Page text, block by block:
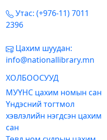
Утас: (+976-11) 7011
2396
Цахим шуудан:
info@nationallibrary.mn
ХОЛБООСУУД
МУҮНС цахим номын сан
Үндэсний тогтмол
хэвлэлийн нэгдсэн цахим
сан